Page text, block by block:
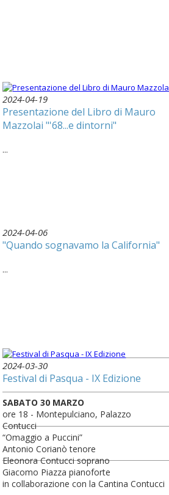
2024-04-19
Presentazione del Libro di Mauro
Mazzolai "'68...e dintorni"
...
2024-04-06
"Quando sognavamo la California"
...
2024-03-30
Festival di Pasqua - IX Edizione
SABATO 30 MARZO
ore 18 - Montepulciano, Palazzo
Contucci
“Omaggio a Puccini”
Antonio Corianò tenore
Eleonora Contucci soprano
Giacomo Piazza pianoforte
in collaborazione con la Cantina Contucci